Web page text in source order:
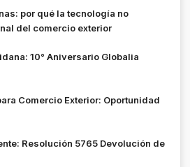
por qué la tecnología no
del comercio exterior
10° Aniversario Globalia
Comercio Exterior: Oportunidad
Resolución 5765 Devolución de